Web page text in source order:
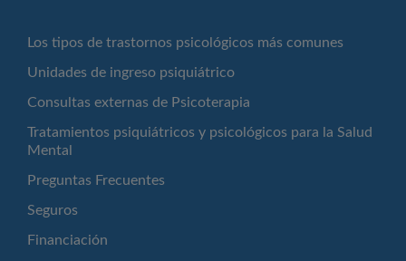
Los tipos de trastornos psicológicos más comunes
Unidades de ingreso psiquiátrico
Consultas externas de Psicoterapia
Tratamientos psiquiátricos y psicológicos para la Salud
Mental
Preguntas Frecuentes
Seguros
Financiación